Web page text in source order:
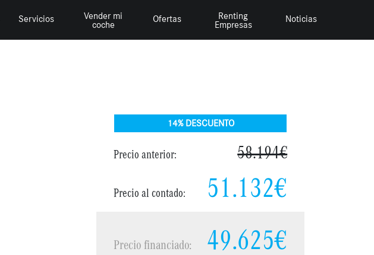
Servicios Vender mi
coche
Ofertas Renting
Empresas
Noticias
14% DESCUENTO
Precio anterior: 58.194€
Precio al contado: 51.132€
Precio financiado: 49.625€